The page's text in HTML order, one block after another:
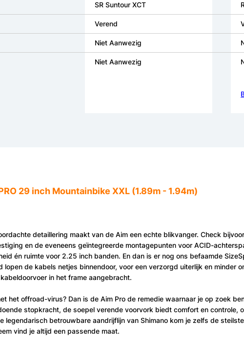
SR Suntour XCT
Verend
Niet Aanwezig
Niet Aanwezig
29 inch Mountainbike XXL (1.89m - 1.94m)
detaillering maakt van de Aim een echte blikvanger. Check
en de eveneens geïntegreerde montagepunten voor ACID-
én ruimte voor 2.25 inch banden. En dan is er nog ons befaamde
lopen de kabels netjes binnendoor, voor een verzorgd uiterlijk en
in het frame aangebracht.
het offroad-virus? Dan is de Aim Pro de remedie waarnaar je op zoek
stopkracht, de soepel verende voorvork biedt comfort en
legendarisch betrouwbare aandrijflijn van Shimano kom je zelfs de
vind je altijd een passende maat.